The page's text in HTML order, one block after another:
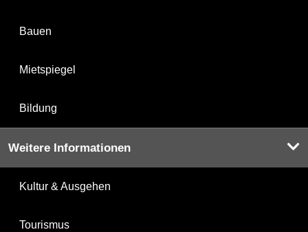
Bauen
Mietspiegel
Bildung
Weitere Informationen
Kultur & Ausgehen
Tourismus